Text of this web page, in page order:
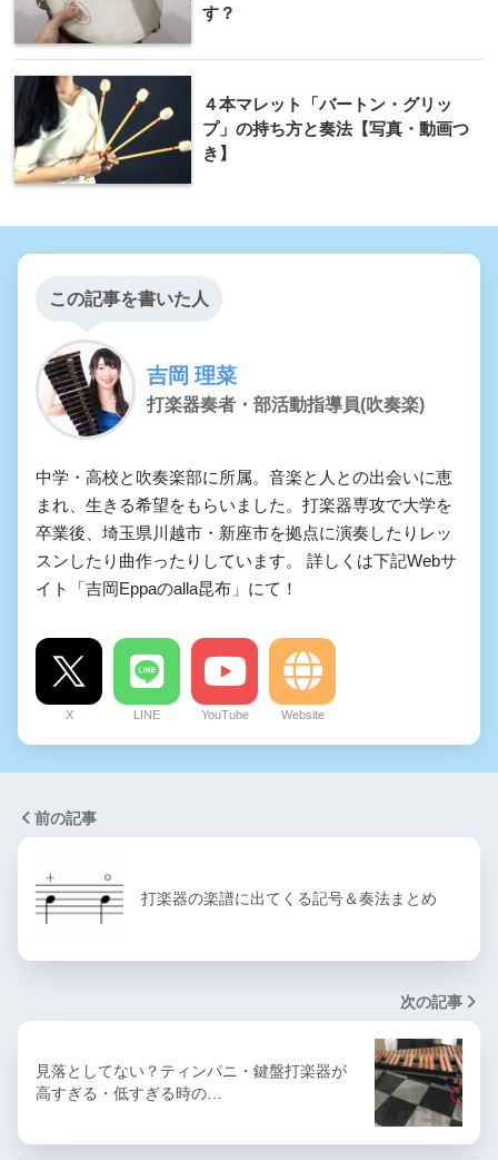
す？
４本マレット「バートン・グリッ
プ」の持ち方と奏法【写真・動画つ
き】
この記事を書いた人
吉岡 理菜
打楽器奏者・部活動指導員(吹奏楽)
中学・高校と吹奏楽部に所属。音楽と人との出会いに恵
まれ、生きる希望をもらいました。打楽器専攻で大学を
卒業後、埼玉県川越市・新座市を拠点に演奏したりレッ
スンしたり曲作ったりしています。 詳しくは下記Webサ
イト「吉岡Eppaのalla昆布」にて！
X LINE YouTube Website
前の記事
打楽器の楽譜に出てくる記号＆奏法まとめ
次の記事
見落としてない？ティンパニ・鍵盤打楽器が
高すぎる・低すぎる時の…